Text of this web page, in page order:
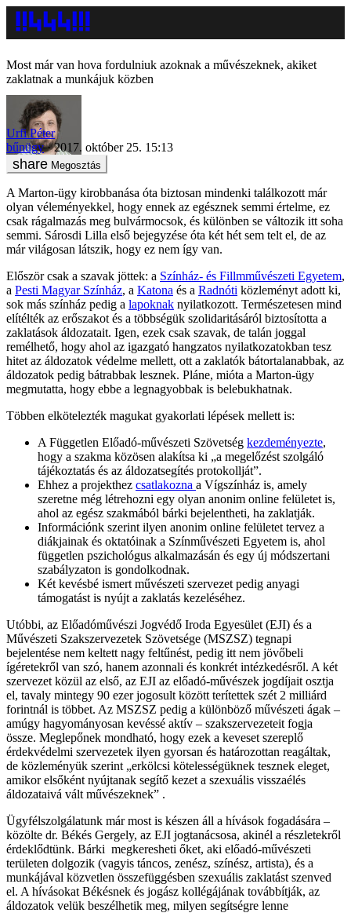
Most már van hova fordulniuk azoknak a művészeknek, akiket
zaklatnak a munkájuk közben
Urfi Péter
bűnügy
2017. október 25. 15:13
Megosztás
A Marton-ügy kirobbanása óta biztosan mindenki találkozott már
olyan véleményekkel, hogy ennek az egésznek semmi értelme, ez
csak rágalmazás meg bulvármocsok, és különben se változik itt soha
semmi. Sárosdi Lilla első bejegyzése óta két hét sem telt el, de az
már világosan látszik, hogy ez nem így van.
Először csak a szavak jöttek: a Színház- és Fillmművészeti Egyetem,
a Pesti Magyar Színház, a Katona és a Radnóti közleményt adott ki,
sok más színház pedig a lapoknak nyilatkozott. Természetesen mind
elítélték az erőszakot és a többségük szolidaritásáról biztosította a
zaklatások áldozatait. Igen, ezek csak szavak, de talán joggal
remélhető, hogy ahol az igazgató hangzatos nyilatkozatokban tesz
hitet az áldozatok védelme mellett, ott a zaklatók bátortalanabbak, az
áldozatok pedig bátrabbak lesznek. Pláne, mióta a Marton-ügy
megmutatta, hogy ebbe a legnagyobbak is belebukhatnak.
Többen elkötelezték magukat gyakorlati lépések mellett is:
A Független Előadó-művészeti Szövetség kezdeményezte,
hogy a szakma közösen alakítsa ki „a megelőzést szolgáló
tájékoztatás és az áldozatsegítés protokollját”.
Ehhez a projekthez csatlakozna a Vígszínház is, amely
szeretne még létrehozni egy olyan anonim online felületet is,
ahol az egész szakmából bárki bejelentheti, ha zaklatják.
Információnk szerint ilyen anonim online felületet tervez a
diákjainak és oktatóinak a Színművészeti Egyetem is, ahol
független pszichológus alkalmazásán és egy új módszertani
szabályzaton is gondolkodnak.
Két kevésbé ismert művészeti szervezet pedig anyagi
támogatást is nyújt a zaklatás kezeléséhez.
Utóbbi, az Előadóművészi Jogvédő Iroda Egyesület (EJI) és a
Művészeti Szakszervezetek Szövetsége (MSZSZ) tegnapi
bejelentése nem keltett nagy feltűnést, pedig itt nem jövőbeli
ígéretekről van szó, hanem azonnali és konkrét intézkedésről. A két
szervezet közül az első, az EJI az előadó-művészek jogdíjait osztja
el, tavaly mintegy 90 ezer jogosult között terítettek szét 2 milliárd
forintnál is többet. Az MSZSZ pedig a különböző művészeti ágak –
amúgy hagyományosan kevéssé aktív – szakszervezeteit fogja
össze. Meglepőnek mondható, hogy ezek a keveset szereplő
érdekvédelmi szervezetek ilyen gyorsan és határozottan reagáltak,
de közleményük szerint „erkölcsi kötelességüknek tesznek eleget,
amikor elsőként nyújtanak segítő kezet a szexuális visszaélés
áldozataivá vált művészeknek” .
Ügyfélszolgálatunk már most is készen áll a hívások fogadására –
közölte dr. Békés Gergely, az EJI jogtanácsosa, akinél a részletekről
érdeklődtünk. Bárki megkeresheti őket, aki előadó-művészeti
területen dolgozik (vagyis táncos, zenész, színész, artista), és a
munkájával közvetlen összefüggésben szexuális zaklatást szenved
el. A hívásokat Békésnek és jogász kollégájának továbbítják, az
áldozatok velük beszélhetik meg, milyen segítségre lenne